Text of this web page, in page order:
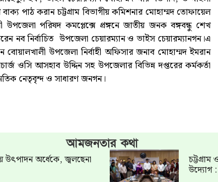
পাঠ করান চট্টগ্রাম বিভাগীয় কমিশনার মোহাম্মদ তোফায়েল
পরিষদ কমপ্লেক্সে প্রঙ্গনে জাতীয় জনক বঙ্গবন্ধু শেখ
নব নির্বাচিত উপজেলা চেয়ারম্যান ও ভাইস চেয়ারম্যানগন।এ
উপজেলা নির্বাহী অফিসার জনাব মোহাম্মদ ইমরান
ওসি আসহাব উদ্দিন সহ উপজেলার বিভিন্ন দপ্তরের কর্মকর্তা
নেতৃবৃন্দ ও সাধারণ জনগন।
আমজনতার কথা
উৎপাদন অর্ধেকে, জ্বলছেনা